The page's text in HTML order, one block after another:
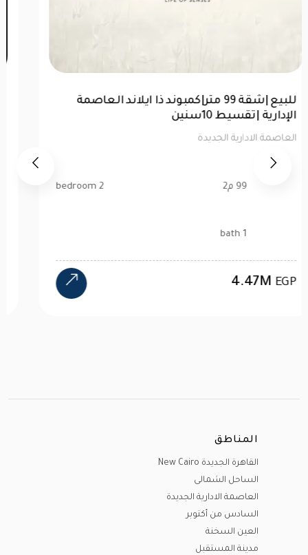
للبيع |شقة 99 متر|كمبوند ذا ايلاند العاصمة
الإدارية |تقسيط 10سنين
العاصمة الادارية الجديدة
99 م2 2 bedroom
1 bath
4.47MEGP
المناطق
القاهرة الجديدة New Cairo
الساحل الشمالى
العاصمة الادارية الجديدة
السادس من أكتوبر
العين السخنة
مدينة المستقبل